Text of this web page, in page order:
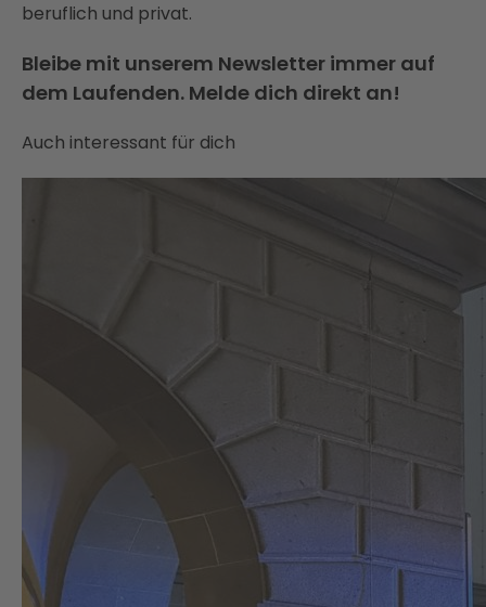
beruflich und privat.
Bleibe mit unserem Newsletter immer auf
dem Laufenden. Melde dich direkt an!
Auch interessant für dich